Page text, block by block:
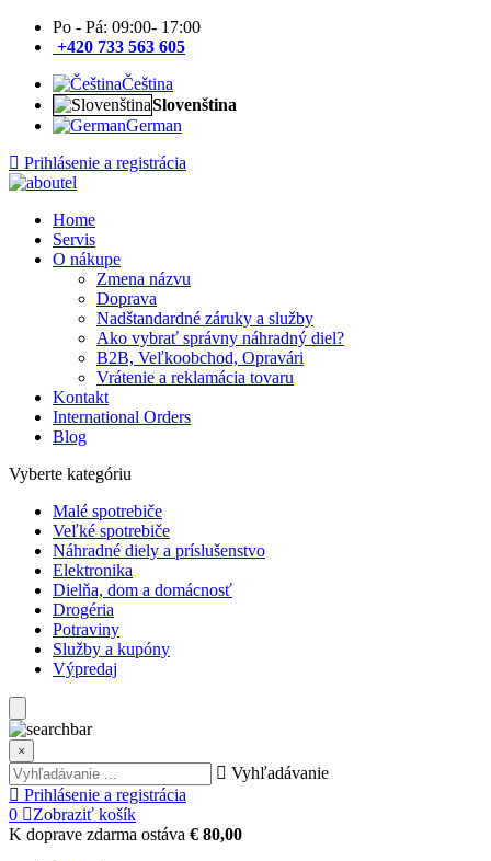
Po - Pá: 09:00- 17:00
+420 733 563 605
Čeština
Slovenština
German
Prihlásenie a registrácia
Home
Servis
O nákupe
Zmena názvu
Doprava
Nadštandardné záruky a služby
Ako vybrať správny náhradný diel?
B2B, Veľkoobchod, Opravári
Vrátenie a reklamácia tovaru
Kontakt
International Orders
Blog
Vyberte kategóriu
Malé spotrebiče
Veľké spotrebiče
Náhradné diely a príslušenstvo
Elektronika
Dielňa, dom a domácnosť
Drogéria
Potraviny
Služby a kupóny
Výpredaj
×
Vyhľadávanie
Prihlásenie a registrácia
0
Zobraziť košík
K doprave zdarma ostáva € 80,00